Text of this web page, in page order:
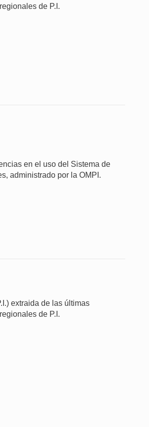
de P.I.
en el uso del Sistema de
administrado por la OMPI.
extraida de las últimas
de P.I.